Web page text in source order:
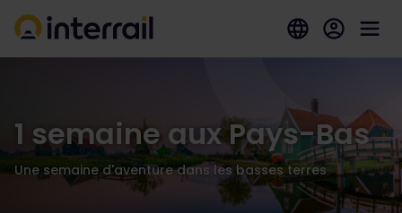
1 semaine aux Pays-Bas
Une semaine d'aventure dans les basses terres